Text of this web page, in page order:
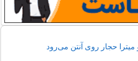
حجار روی آنتن می‌رود